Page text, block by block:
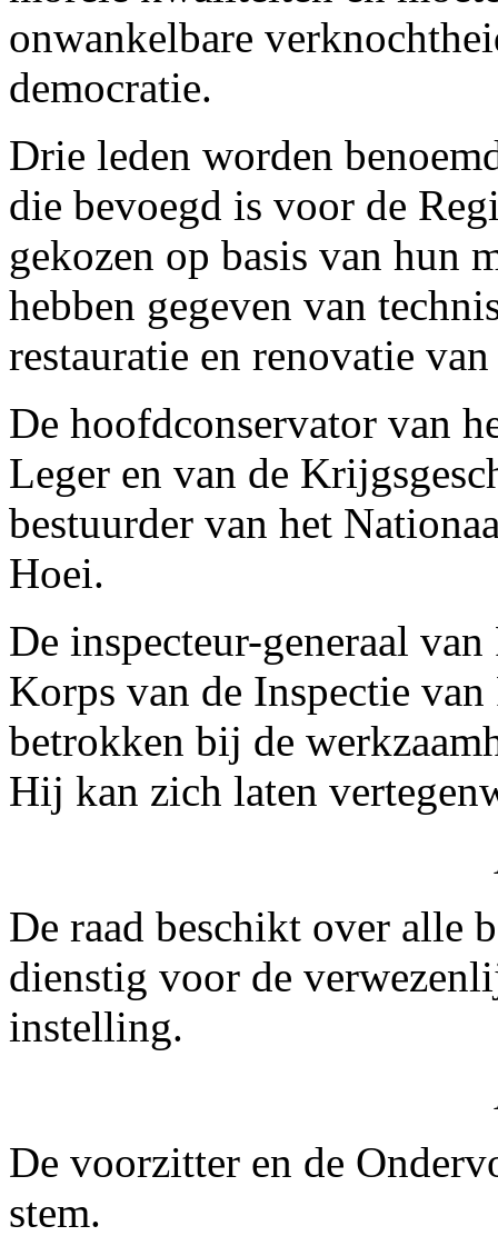
onwankelbare
democratie.
Drie leden worden
die bevoegd is voor de
gekozen op basis van hun
hebben gegeven van
restauratie en renovatie
De hoofdconservator van
Leger en van de
bestuurder van het
Hoei.
De inspecteur-generaal
Korps van de Inspectie
betrokken bij de
Hij kan zich laten
De raad beschikt over alle
dienstig voor de
instelling.
De voorzitter en de
stem.